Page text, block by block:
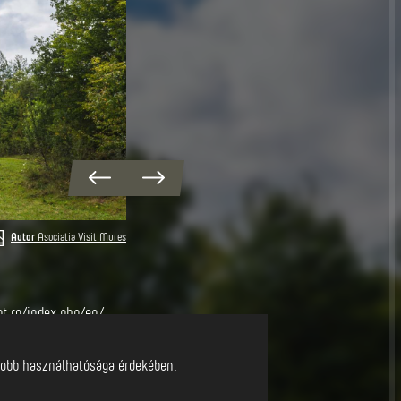
Autor Asociatia Visit Mures
index.php/en/
használhatósága érdekében.